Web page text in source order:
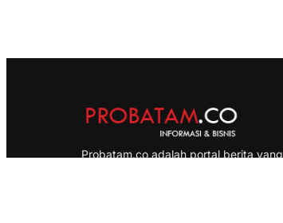
Probatam.co adalah portal berita yang